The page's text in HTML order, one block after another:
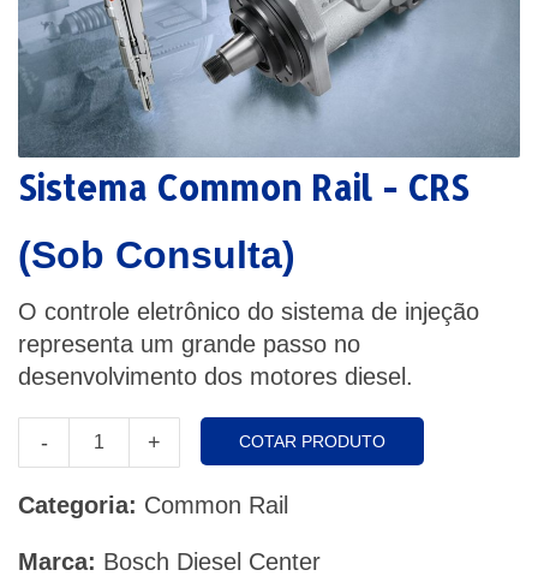
Sistema Common Rail - CRS
(Sob Consulta)
O controle eletrônico do sistema de injeção
representa um grande passo no
desenvolvimento dos motores diesel.
- + COTAR PRODUTO
Categoria: Common Rail
Marca: Bosch Diesel Center